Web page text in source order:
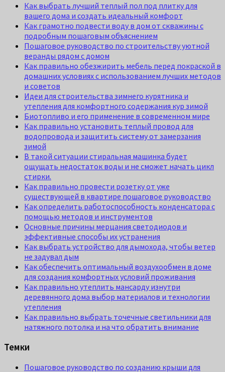
Как выбрать лучший теплый пол под плитку для
вашего дома и создать идеальный комфорт
Как грамотно подвести воду в дом от скважины с
подробным пошаговым объяснением
Пошаговое руководство по строительству уютной
веранды рядом с домом
Как правильно обезжирить мебель перед покраской в
домашних условиях с использованием лучших методов
и советов
Идеи для строительства зимнего курятника и
утепления для комфортного содержания кур зимой
Биотопливо и его применение в современном мире
Как правильно установить теплый провод для
водопровода и защитить систему от замерзания
зимой
В такой ситуации стиральная машинка будет
ощущать недостаток воды и не сможет начать цикл
стирки.
Как правильно провести розетку от уже
существующей в квартире пошаговое руководство
Как определить работоспособность конденсатора с
помощью методов и инструментов
Основные причины мерцания светодиодов и
эффективные способы их устранения
Как выбрать устройство для дымохода, чтобы ветер
не задувал дым
Как обеспечить оптимальный воздухообмен в доме
для создания комфортных условий проживания
Как правильно утеплить мансарду изнутри
деревянного дома выбор материалов и технологии
утепления
Как правильно выбрать точечные светильники для
натяжного потолка и на что обратить внимание
Темки
Пошаговое руководство по созданию крыши для